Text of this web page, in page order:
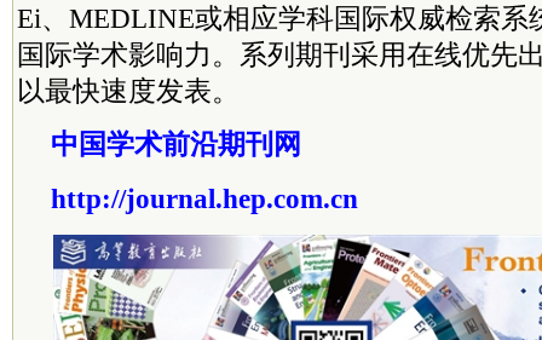
Ei、MEDLINE或相应学科国际权威检索系
国际学术影响力。系列期刊采用在线优先
以最快速度发表。
中国学术前沿期刊网
http://journal.hep.com.cn